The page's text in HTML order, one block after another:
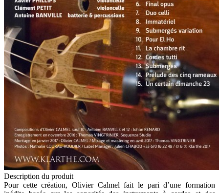
Description du produit
Pour cette création, Olivier Calmel fait le pari d’une formation